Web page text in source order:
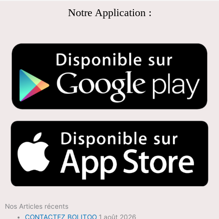
Notre Application :
Nos Articles récents
CONTACTEZ BOLITOO 1 août 2026